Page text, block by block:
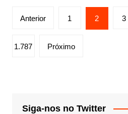
Paginação
posts
Anterior 1 2 3
1.787 Próximo
Siga-nos no Twitter